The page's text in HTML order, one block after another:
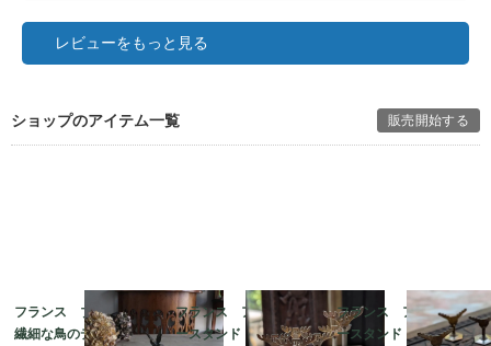
レビューをもっと見る
ショップのアイテム一覧 販売開始する
フランス ブロンズの
繊細な鳥のデザインの
フランス アクセサリ
ースタンド ARの文字
フランス アクセサリ
ースタンド 7071